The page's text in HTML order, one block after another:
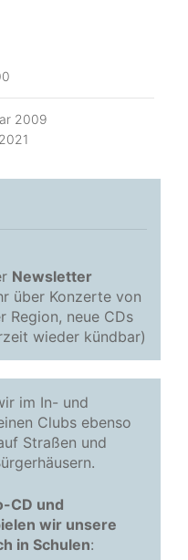
2009
Newsletter
über Konzerte von
Region, neue CDs
wieder kündbar)
im In- und
Clubs ebenso
Straßen und
CD und
wir unsere
in Schulen: